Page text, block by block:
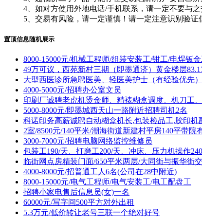
4、如对方使用外地电话/手机联系，请一定不要与之
5、交易有风险，请一定谨慎！请一定注意识别验
置顶信息随机展示
8000-15000元/机械工程师/组装安装工/钳工/电焊钣
49万可议，西苑新村三期（即墨通济）黄金楼层
大型西医诊所急聘医美、轻医美护士（有经验优先）
4000-5000元/招聘办公室文员
印刷厂诚聘老虎机烫金师、精裱糊盒调度、机刀工
5000-8000元/即墨城西天山一路附近招聘司机2名
科诺印务高薪诚聘自动糊盒机长,包装检品工,胶印机
2室/8500元/140平米/潮海街道新建村平房140平带院
3000-7000元/招聘电脑网络监控维修员
包装工190/天、打磨工200/天、冲床、压力机操作
临街网点房精装门面/650平米两层/大同街与振华街
4000-8000元/招普通工人6名(公司在28中附近)
8000-15000元/电气工程师/电气安装工/电工配盘工
招聘小家电售后信息员(女)一名
60000元/写字间500平方对外出租
5.3万元/低价转让老号三联一个绝对好号